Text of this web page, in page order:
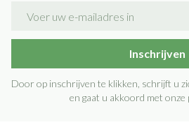
Inschrijven
Door op inschrijven te klikken, schrijft u
en gaat u akkoord met onze